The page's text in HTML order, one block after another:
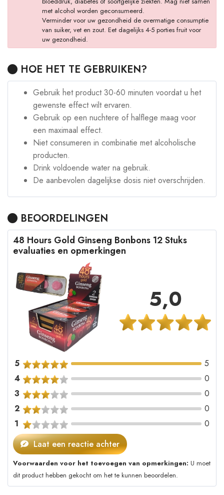
met alcohol worden geconsumeerd.
Verminder voor uw gezondheid de overmatige consumptie
van suiker, vet en zout. Eet dagelijks 4-5 porties fruit voor
uw gezondheid.
HOE HET TE GEBRUIKEN?
Gebruik het product 30-60 minuten voordat u het
gewenste effect wilt ervaren.
Gebruik op een nuchtere of halflege maag voor
een maximaal effect.
Niet consumeren in combinatie met alcoholische
producten.
Drink voldoende water na gebruik.
De aanbevolen dagelijkse dosis niet overschrijden.
BEOORDELINGEN
48 Hours Gold Ginseng Bonbons 12 Stuks
evaluaties en opmerkingen
5,0
5
5
4
0
3
0
2
0
1
0
Laat een reactie achter
Voorwaarden voor het toevoegen van opmerkingen: U moet
dit product hebben gekocht om het te kunnen beoordelen.